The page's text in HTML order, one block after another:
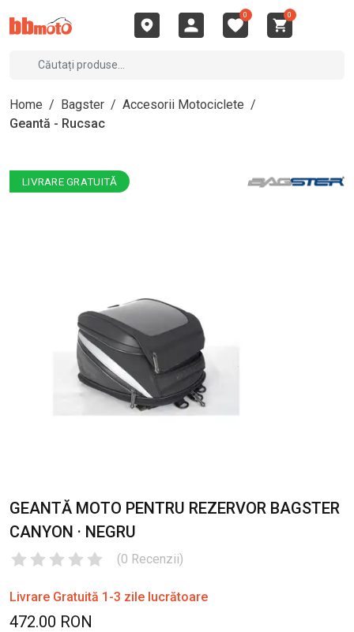
0 0
Home / Bagster / Accesorii Motociclete /
Geantă - Rucsac
LIVRARE GRATUITĂ
GEANTĂ MOTO PENTRU REZERVOR BAGSTER
CANYON · NEGRU
(0 Recenzii)
Livrare Gratuită 1-3 zile lucrătoare
472.00 RON